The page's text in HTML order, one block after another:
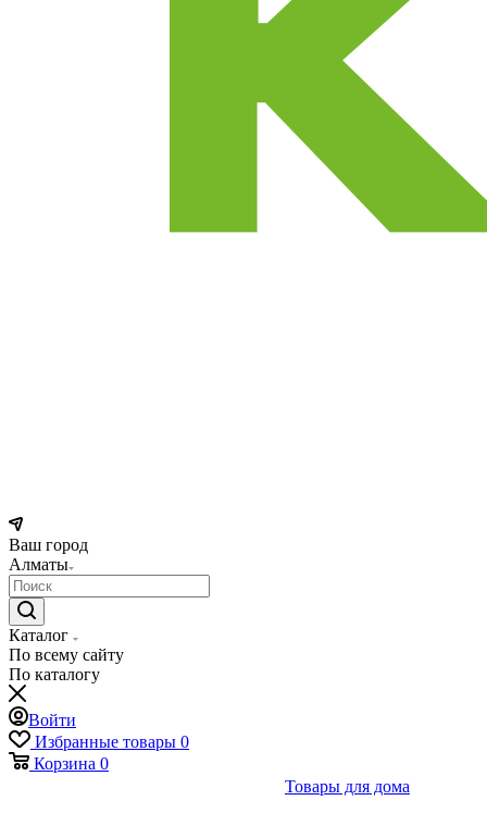
Ваш город
Алматы
Каталог
По всему сайту
По каталогу
Войти
Избранные товары 0
Корзина 0
Товары для дома